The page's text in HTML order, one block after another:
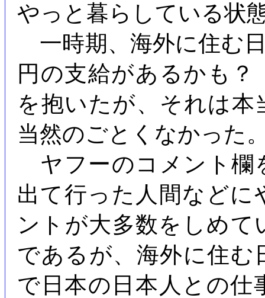
やっと暮らしている状
一時期、海外に住む
円の支給があるかも
を抱いたが、それは
当然のごとくなかった
ヤフーのコメント欄
出て行った人間など
ントが大多数をしめ
であるが、海外に住
で日本の日本人との